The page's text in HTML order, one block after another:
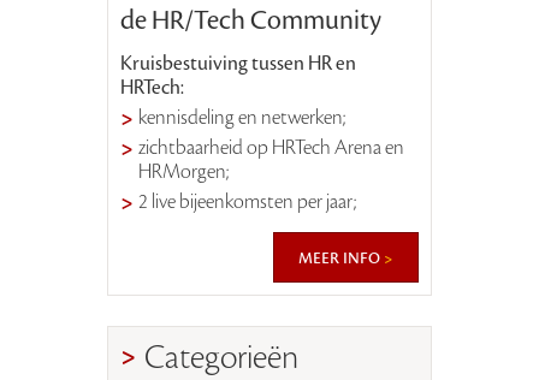
de HR/Tech Community
Kruisbestuiving tussen HR en
HRTech:
kennisdeling en netwerken;
zichtbaarheid op HRTech Arena en
HRMorgen;
2 live bijeenkomsten per jaar;
meer info
Categorieën